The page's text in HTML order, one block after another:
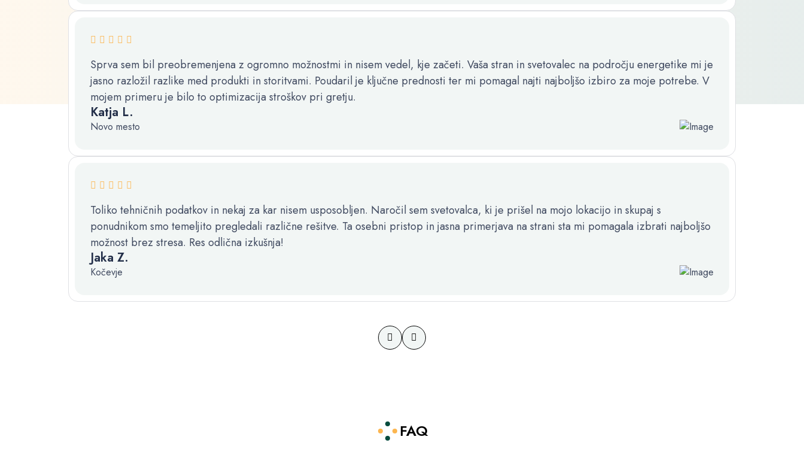
Sprva sem bil preobremenjena z ogromno možnostmi in nisem vedel, kje začeti. Vaša stran in svetovalec na področju energetike mi je
jasno razložil razlike med produkti in storitvami. Poudaril je ključne prednosti ter mi pomagal najti najboljšo izbiro za moje potrebe. V
mojem primeru je bilo to optimizacija stroškov pri gretju.
Katja L.
Novo mesto
Toliko tehničnih podatkov in nekaj za kar nisem usposobljen. Naročil sem svetovalca, ki je prišel na mojo lokacijo in skupaj s
ponudnikom smo temeljito pregledali različne rešitve. Ta osebni pristop in jasna primerjava na strani sta mi pomagala izbrati najboljšo
možnost brez stresa. Res odlična izkušnja!
Jaka Z.
Kočevje
FAQ